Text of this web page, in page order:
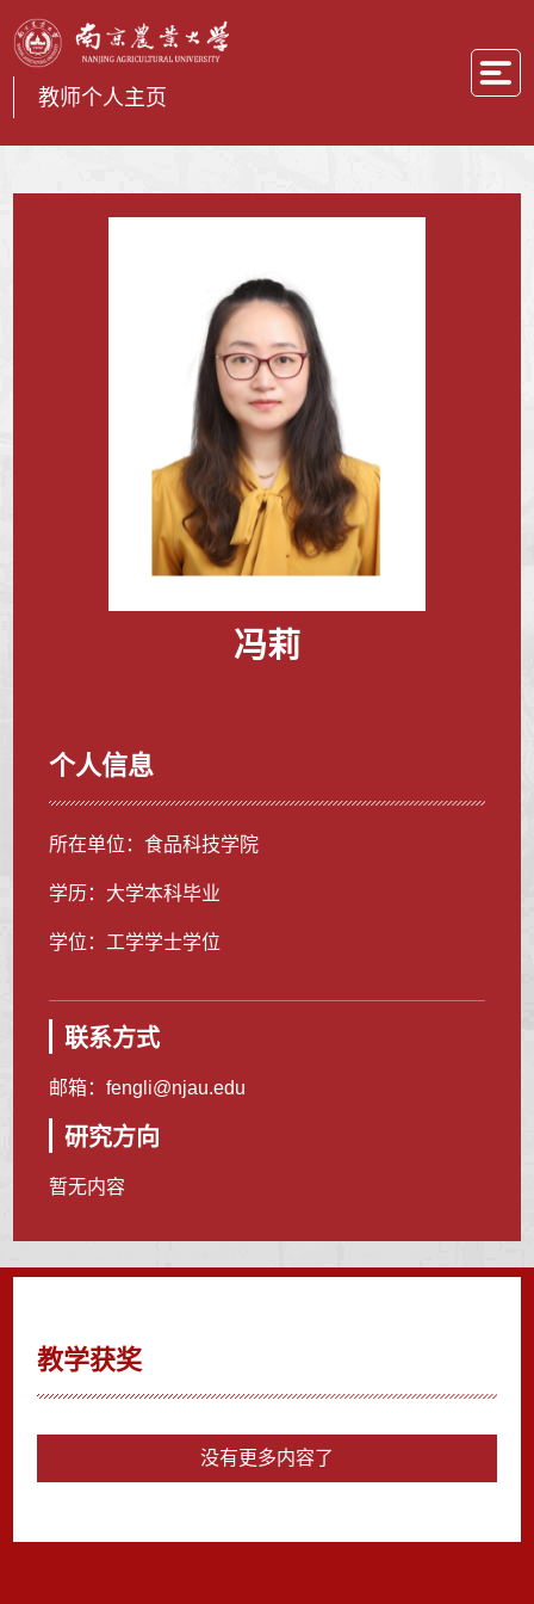
教师个人主页
冯莉
个人信息
所在单位：食品科技学院
学历：大学本科毕业
学位：工学学士学位
联系方式
邮箱：fengli@njau.edu
研究方向
暂无内容
教学获奖
没有更多内容了